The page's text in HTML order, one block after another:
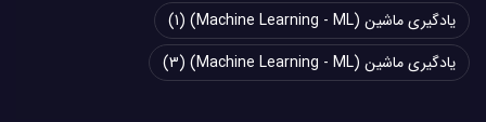
یادگیری ماشین (Machine Learning - ML)
(1)
یادگیری ماشین (Machine Learning - ML)
(3)